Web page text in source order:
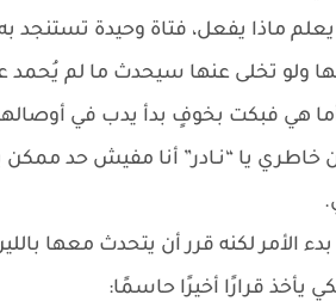
ماذا يفعل، فتاة وحيدة تستنجد
ولو تخلى عنها سيحدث ما لم
أما هي فبكت بخوفٍ بدأ يدب في
يا “نـادر” أنا مفيش حد
الأمر لكنه قرر أن يتحدث معها
يأخذ قرارًا أخيرًا حاسمًا: